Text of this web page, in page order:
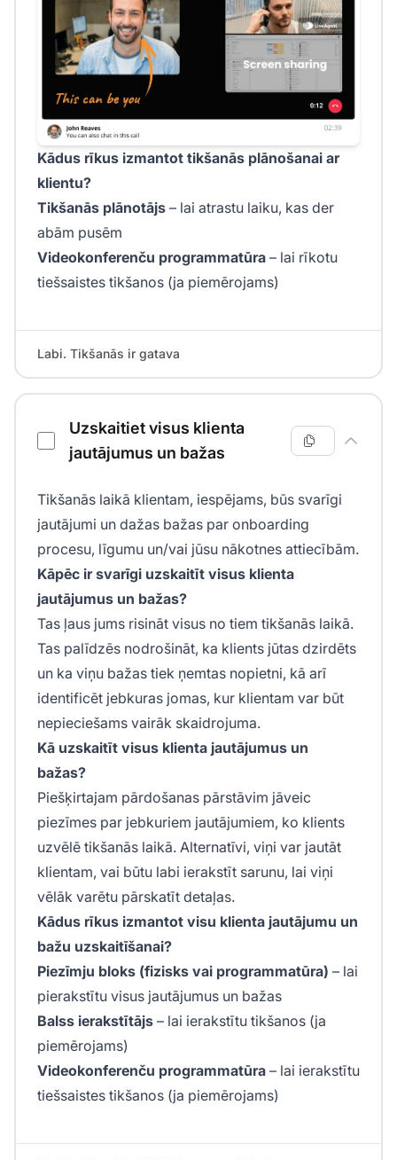
Kādus rīkus izmantot tikšanās plānošanai ar
klientu?
Tikšanās plānotājs – lai atrastu laiku, kas der
abām pusēm
Videokonferenču programmatūra – lai rīkotu
tiešsaistes tikšanos (ja piemērojams)
Labi. Tikšanās ir gatava
Uzskaitiet visus klienta
jautājumus un bažas
Tikšanās laikā klientam, iespējams, būs svarīgi
jautājumi un dažas bažas par onboarding
procesu, līgumu un/vai jūsu nākotnes attiecībām.
Kāpēc ir svarīgi uzskaitīt visus klienta
jautājumus un bažas?
Tas ļaus jums risināt visus no tiem tikšanās laikā.
Tas palīdzēs nodrošināt, ka klients jūtas dzirdēts
un ka viņu bažas tiek ņemtas nopietni, kā arī
identificēt jebkuras jomas, kur klientam var būt
nepieciešams vairāk skaidrojuma.
Kā uzskaitīt visus klienta jautājumus un
bažas?
Piešķirtajam pārdošanas pārstāvim jāveic
piezīmes par jebkuriem jautājumiem, ko klients
uzvēlē tikšanās laikā. Alternatīvi, viņi var jautāt
klientam, vai būtu labi ierakstīt sarunu, lai viņi
vēlāk varētu pārskatīt detaļas.
Kādus rīkus izmantot visu klienta jautājumu un
bažu uzskaitīšanai?
Piezīmju bloks (fizisks vai programmatūra) – lai
pierakstītu visus jautājumus un bažas
Balss ierakstītājs – lai ierakstītu tikšanos (ja
piemērojams)
Videokonferenču programmatūra – lai ierakstītu
tiešsaistes tikšanos (ja piemērojams)